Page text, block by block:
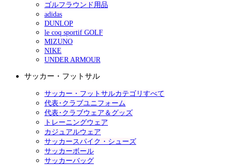
ゴルフラウンド用品
adidas
DUNLOP
le coq sportif GOLF
MIZUNO
NIKE
UNDER ARMOUR
サッカー・フットサル
サッカー・フットサルカテゴリすべて
代表･クラブユニフォーム
代表･クラブウェア＆グッズ
トレーニングウェア
カジュアルウェア
サッカースパイク・シューズ
サッカーボール
サッカーバッグ